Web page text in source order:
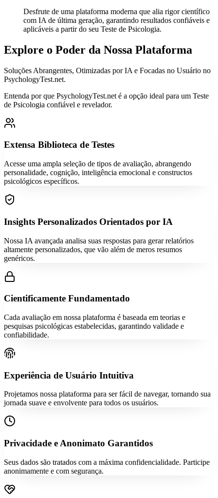
Desfrute de uma plataforma moderna que alia rigor científico
com IA de última geração, garantindo resultados confiáveis e
aplicáveis a partir do seu Teste de Psicologia.
Explore o Poder da Nossa Plataforma
Soluções Abrangentes, Otimizadas por IA e Focadas no Usuário no
PsychologyTest.net.
Entenda por que PsychologyTest.net é a opção ideal para um Teste
de Psicologia confiável e revelador.
Extensa Biblioteca de Testes
Acesse uma ampla seleção de tipos de avaliação, abrangendo
personalidade, cognição, inteligência emocional e constructos
psicológicos específicos.
Insights Personalizados Orientados por IA
Nossa IA avançada analisa suas respostas para gerar relatórios
altamente personalizados, que vão além de meros resumos
genéricos.
Cientificamente Fundamentado
Cada avaliação em nossa plataforma é baseada em teorias e
pesquisas psicológicas estabelecidas, garantindo validade e
confiabilidade.
Experiência de Usuário Intuitiva
Projetamos nossa plataforma para ser fácil de navegar, tornando sua
jornada suave e envolvente para todos os usuários.
Privacidade e Anonimato Garantidos
Seus dados são tratados com a máxima confidencialidade. Participe
anonimamente e com segurança.